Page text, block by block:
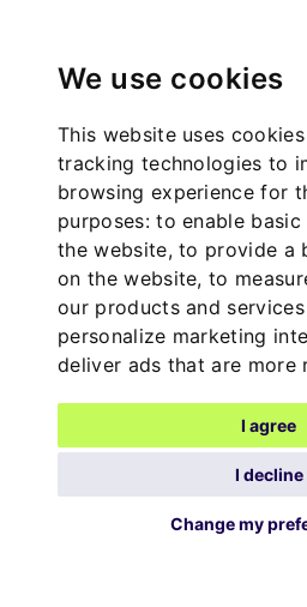
We use cookies
This website uses
tracking technologies to
browsing experience for
purposes:to enable
the website,to provide a
on the website,to
our products and
personalize marketing
deliver ads that are more
I agree
I decline
Change my